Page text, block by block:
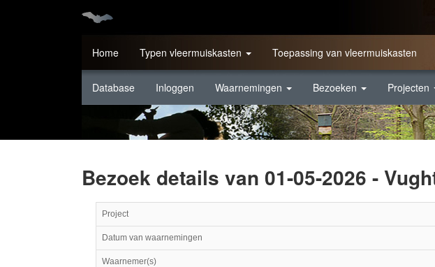
Home Typen vleermuiskasten Toepassing van vleermuiskasten
Database Inloggen Waarnemingen Bezoeken Projecten
Bezoek details van 01-05-2026 -
Project
Datum van waarnemingen
Waarnemer(s)